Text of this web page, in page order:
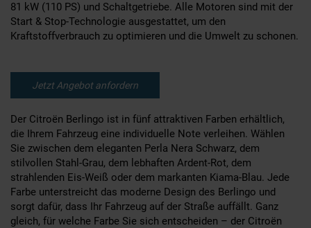
81 kW (110 PS) und Schaltgetriebe. Alle Motoren sind mit der
Start & Stop-Technologie ausgestattet, um den
Kraftstoffverbrauch zu optimieren und die Umwelt zu schonen.
Jetzt Angebot anfordern
Der Citroën Berlingo ist in fünf attraktiven Farben erhältlich,
die Ihrem Fahrzeug eine individuelle Note verleihen. Wählen
Sie zwischen dem eleganten Perla Nera Schwarz, dem
stilvollen Stahl-Grau, dem lebhaften Ardent-Rot, dem
strahlenden Eis-Weiß oder dem markanten Kiama-Blau. Jede
Farbe unterstreicht das moderne Design des Berlingo und
sorgt dafür, dass Ihr Fahrzeug auf der Straße auffällt. Ganz
gleich, für welche Farbe Sie sich entscheiden – der Citroën